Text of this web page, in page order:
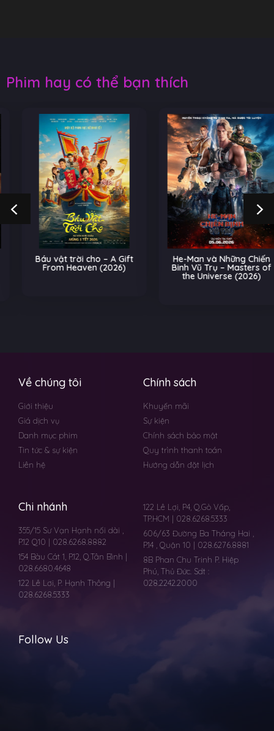
Phim hay có thể bạn thích
Báu vật trời cho – A Gift
From Heaven (2026)
He-Man và Những Chiến
Binh Vũ Trụ – Masters of
the Universe (2026)
Về chúng tôi
Giới thiệu
Giá dịch vụ
Danh mục phim
Tin tức & sự kiện
Liên hệ
Chính sách
Khuyến mãi
Sự kiện
Chính sách bảo mật
Quy trình thanh toán
Hướng dẫn đặt lịch
Chi nhánh
355/15 Sư Vạn Hạnh nối dài ,
P.12 Q10 | 028.6268.8882
154 Bàu Cát 1, P.12, Q.Tân Bình |
028.6680.4648
122 Lê Lơi, P. Hạnh Thông |
028.6268.5333
122 Lê Lợi, P4, Q.Gò Vấp,
TP.HCM | 028.6268.5333
606/63 Đường Ba Tháng Hai ,
P.14 , Quận 10 | 028.6276.8881
8B Phan Chu Trinh P. Hiệp
Phú, Thủ Đức. Sdt :
028.2242.2000
Follow Us